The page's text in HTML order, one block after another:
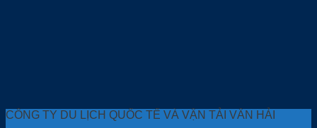
CÔNG TY DU LỊCH QUỐC TẾ VÀ VẬN TẢI VÂN HẢI